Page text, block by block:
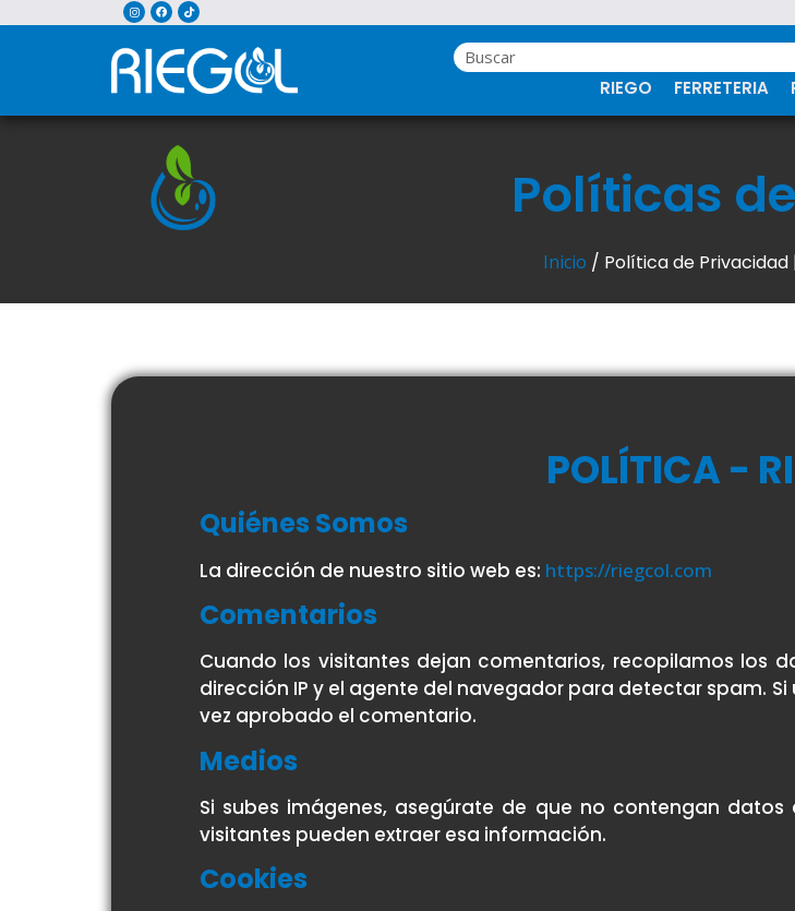
RIEGO FERRETERIA
Políticas
Inicio / Política de Privacidad
POLÍTICA -
Quiénes Somos
La dirección de nuestro sitio web es: https://riegcol.com
Comentarios
Cuando los visitantes dejan comentarios, recopilamos los
dirección IP y el agente del navegador para detectar spam.
vez aprobado el comentario.
Medios
Si subes imágenes, asegúrate de que no contengan datos
visitantes pueden extraer esa información.
Cookies